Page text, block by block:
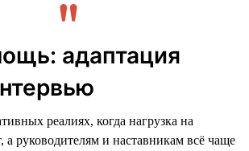
адаптация
реалиях, когда нагрузка на
а руководителям и наставникам всё чаще